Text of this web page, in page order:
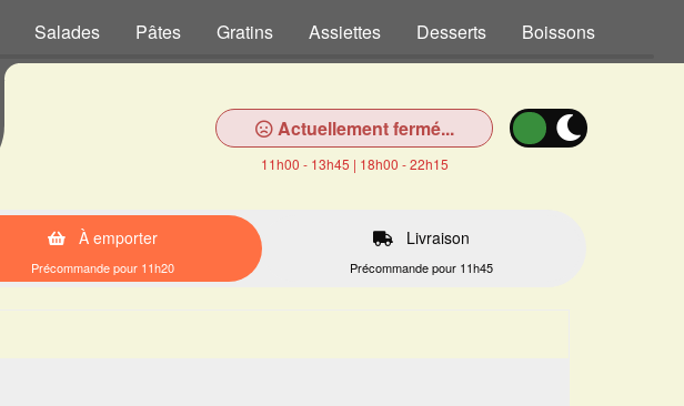
Salades Pâtes Gratins Assiettes Desserts Boissons
Actuellement fermé...
11h00 - 13h45 | 18h00 - 22h15
À emporter
Précommande pour 11h20
Livraison
Précommande pour 11h45